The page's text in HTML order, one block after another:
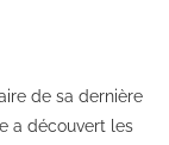
de sa dernière
a découvert les